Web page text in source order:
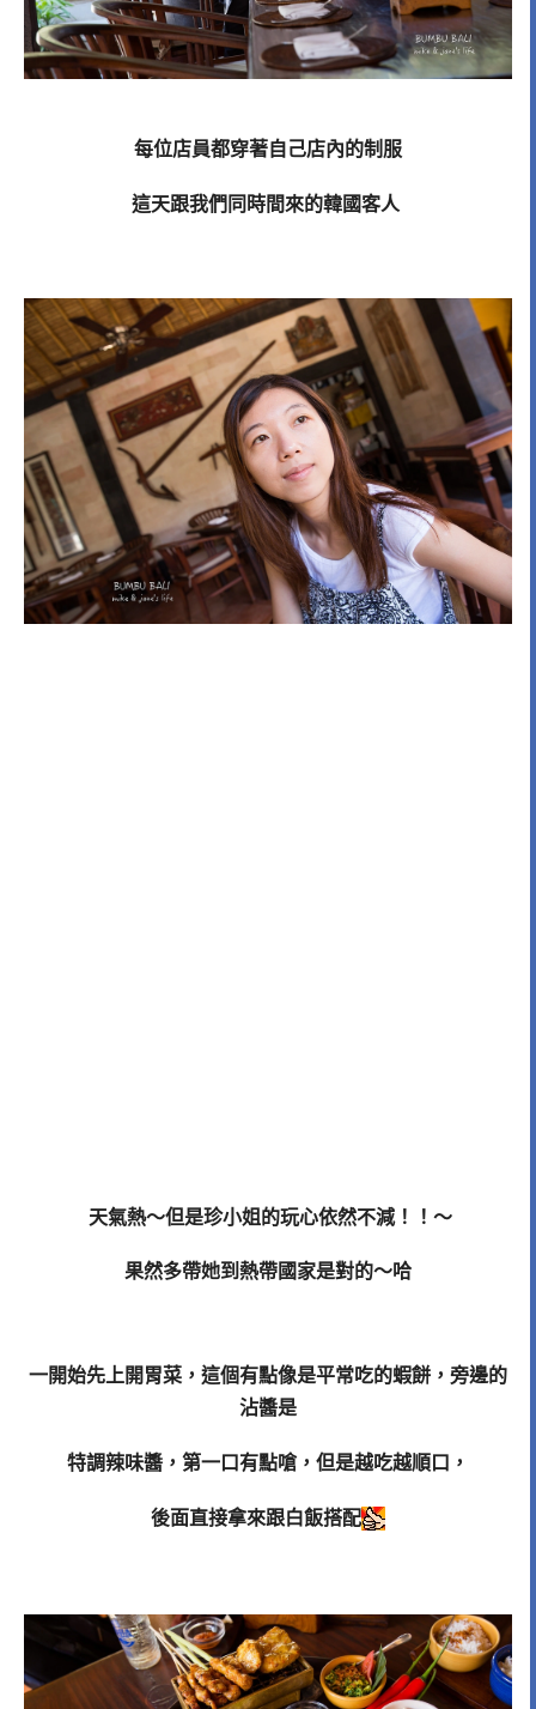
每位店員都穿著自己店內的制服
這天跟我們同時間來的韓國客人
天氣熱～但是珍小姐的玩心依然不減！！～
果然多帶她到熱帶國家是對的～哈
一開始先上開胃菜，這個有點像是平常吃的蝦餅，旁邊的
沾醬是
特調辣味醬，第一口有點嗆，但是越吃越順口，
後面直接拿來跟白飯搭配